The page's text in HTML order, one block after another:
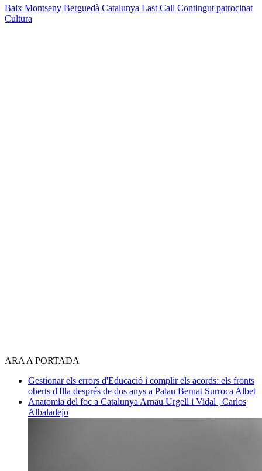
Baix Montseny Berguedà Catalunya Last Call Contingut patrocinat
Cultura
ARA A PORTADA
Gestionar els errors d'Educació i complir els acords: els fronts
oberts d'Illa després de dos anys a Palau Bernat Surroca Albet
Anatomia del foc a Catalunya Arnau Urgell i Vidal | Carlos
Albaladejo